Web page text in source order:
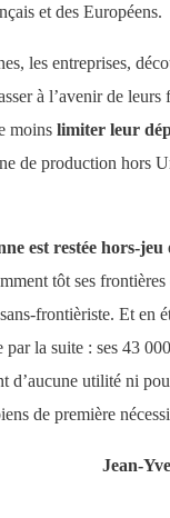
et des Européens.
les entreprises,
à l’avenir de leurs
moins limiter leur
de production hors
est restée hors-jeu
tôt ses frontières
frontièriste. Et en
la suite : ses 43 000
d’aucune utilité ni
de première
Jean-